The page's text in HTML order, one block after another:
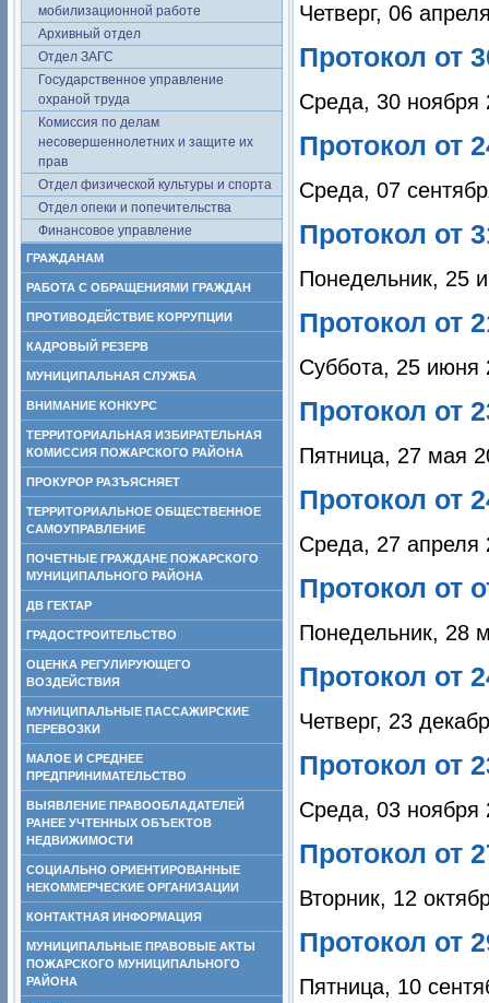
мобилизационной работе
Архивный отдел
Отдел ЗАГС
Государственное управление
охраной труда
Комиссия по делам
несовершеннолетних и защите их
прав
Отдел физической культуры и спорта
Отдел опеки и попечительства
Финансовое управление
ГРАЖДАНАМ
РАБОТА С ОБРАЩЕНИЯМИ ГРАЖДАН
ПРОТИВОДЕЙСТВИЕ КОРРУПЦИИ
КАДРОВЫЙ РЕЗЕРВ
МУНИЦИПАЛЬНАЯ СЛУЖБА
ВНИМАНИЕ КОНКУРС
ТЕРРИТОРИАЛЬНАЯ ИЗБИРАТЕЛЬНАЯ
КОМИССИЯ ПОЖАРСКОГО РАЙОНА
ПРОКУРОР РАЗЪЯСНЯЕТ
ТЕРРИТОРИАЛЬНОЕ ОБЩЕСТВЕННОЕ
САМОУПРАВЛЕНИЕ
ПОЧЕТНЫЕ ГРАЖДАНЕ ПОЖАРСКОГО
МУНИЦИПАЛЬНОГО РАЙОНА
ДВ ГЕКТАР
ГРАДОСТРОИТЕЛЬСТВО
ОЦЕНКА РЕГУЛИРУЮЩЕГО
ВОЗДЕЙСТВИЯ
МУНИЦИПАЛЬНЫЕ ПАССАЖИРСКИЕ
ПЕРЕВОЗКИ
МАЛОЕ И СРЕДНЕЕ
ПРЕДПРИНИМАТЕЛЬСТВО
ВЫЯВЛЕНИЕ ПРАВООБЛАДАТЕЛЕЙ
РАНЕЕ УЧТЕННЫХ ОБЪЕКТОВ
НЕДВИЖИМОСТИ
СОЦИАЛЬНО ОРИЕНТИРОВАННЫЕ
НЕКОММЕРЧЕСКИЕ ОРГАНИЗАЦИИ
КОНТАКТНАЯ ИНФОРМАЦИЯ
МУНИЦИПАЛЬНЫЕ ПРАВОВЫЕ АКТЫ
ПОЖАРСКОГО МУНИЦИПАЛЬНОГО
РАЙОНА
Четверг, 06
Протокол от
Среда, 30 ноября
Протокол от
Среда, 07
Протокол от
Понедельник, 25
Протокол от
Суббота, 25 июня
Протокол от
Пятница, 27 мая
Протокол от
Среда, 27 апреля
Протокол от
Понедельник, 28
Протокол от
Четверг, 23
Протокол от
Среда, 03 ноября
Протокол от
Вторник, 12
Протокол от
Пятница, 10